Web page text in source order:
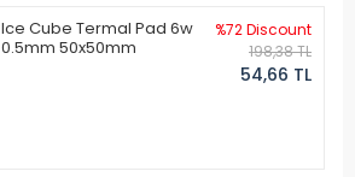
Ice Cube Termal Pad 6w
0.5mm 50x50mm
%72 Discount
198,38 TL
54,66 TL